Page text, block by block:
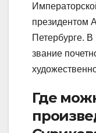
президентом
Петербурге.
звание
Где